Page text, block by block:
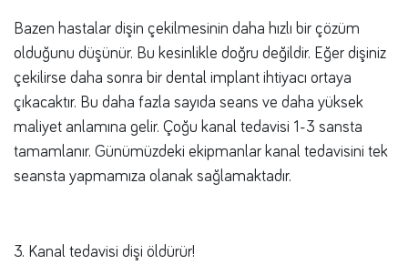
Bazen hastalar dişin çekilmesinin daha hızlı bir çözüm
olduğunu düşünür. Bu kesinlikle doğru değildir. Eğer dişiniz
çekilirse daha sonra bir dental implant ihtiyacı ortaya
çıkacaktır. Bu daha fazla sayıda seans ve daha yüksek
maliyet anlamına gelir. Çoğu kanal tedavisi 1-3 sansta
tamamlanır. Günümüzdeki ekipmanlar kanal tedavisini tek
seansta yapmamıza olanak sağlamaktadır.
3. Kanal tedavisi dişi öldürür!